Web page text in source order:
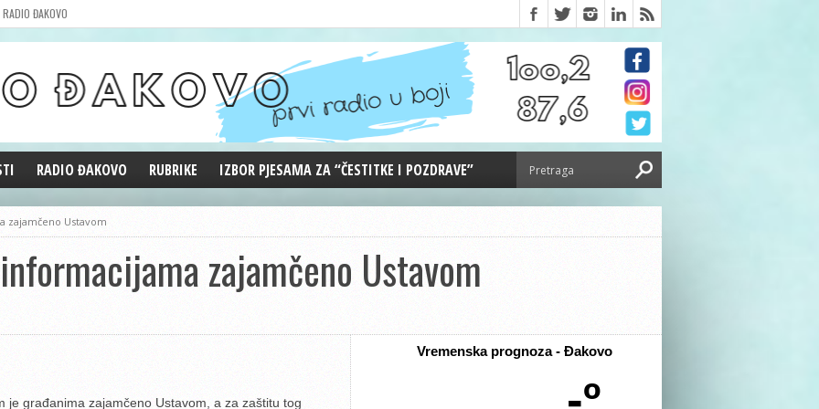
RADIO ĐAKOVO
RADIO ĐAKOVO
MARKETING
RUBRIKE
REPRIZE EMISIJA
DOBRE VIBRACIJE
ĐAKOVO GRADE
WEB ANKETA
IZBOR PJESAMA ZA “ČESTITKE I POZDRAVE”
zajamčeno Ustavom
zajamčeno Ustavom
je građanima zajamčeno Ustavom, a za zaštitu tog
Vremenska prognoza - Đakovo